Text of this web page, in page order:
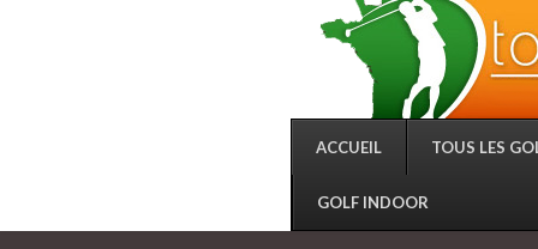
ACCUEIL TOUS LES
GOLF INDOOR